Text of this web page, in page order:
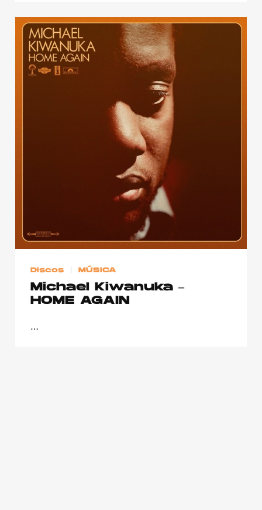
Discos MÚSICA
Michael Kiwanuka –
HOME AGAIN
…